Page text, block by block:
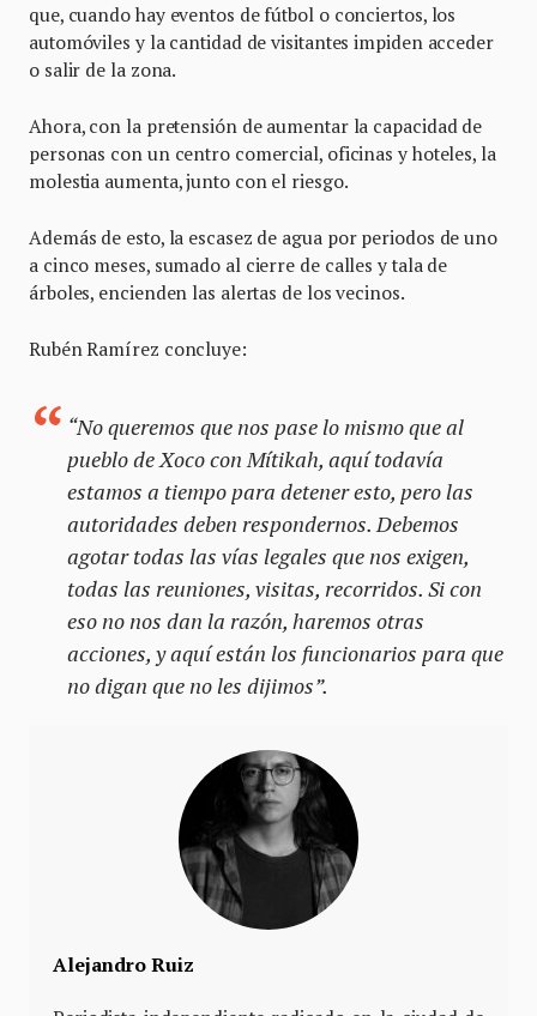
que, cuando hay eventos de fútbol o conciertos, los
automóviles y la cantidad de visitantes impiden acceder
o salir de la zona.
Ahora, con la pretensión de aumentar la capacidad de
personas con un centro comercial, oficinas y hoteles, la
molestia aumenta, junto con el riesgo.
Además de esto, la escasez de agua por periodos de uno
a cinco meses, sumado al cierre de calles y tala de
árboles, encienden las alertas de los vecinos.
Rubén Ramírez concluye:
“No queremos que nos pase lo mismo que al
pueblo de Xoco con Mítikah, aquí todavía
estamos a tiempo para detener esto, pero las
autoridades deben respondernos. Debemos
agotar todas las vías legales que nos exigen,
todas las reuniones, visitas, recorridos. Si con
eso no nos dan la razón, haremos otras
acciones, y aquí están los funcionarios para que
no digan que no les dijimos”.
Alejandro Ruiz